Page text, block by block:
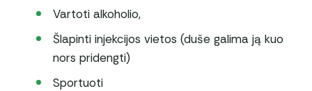
Vartoti alkoholio,
Šlapinti injekcijos vietos (duše galima ją kuo
nors pridengti)
Sportuoti